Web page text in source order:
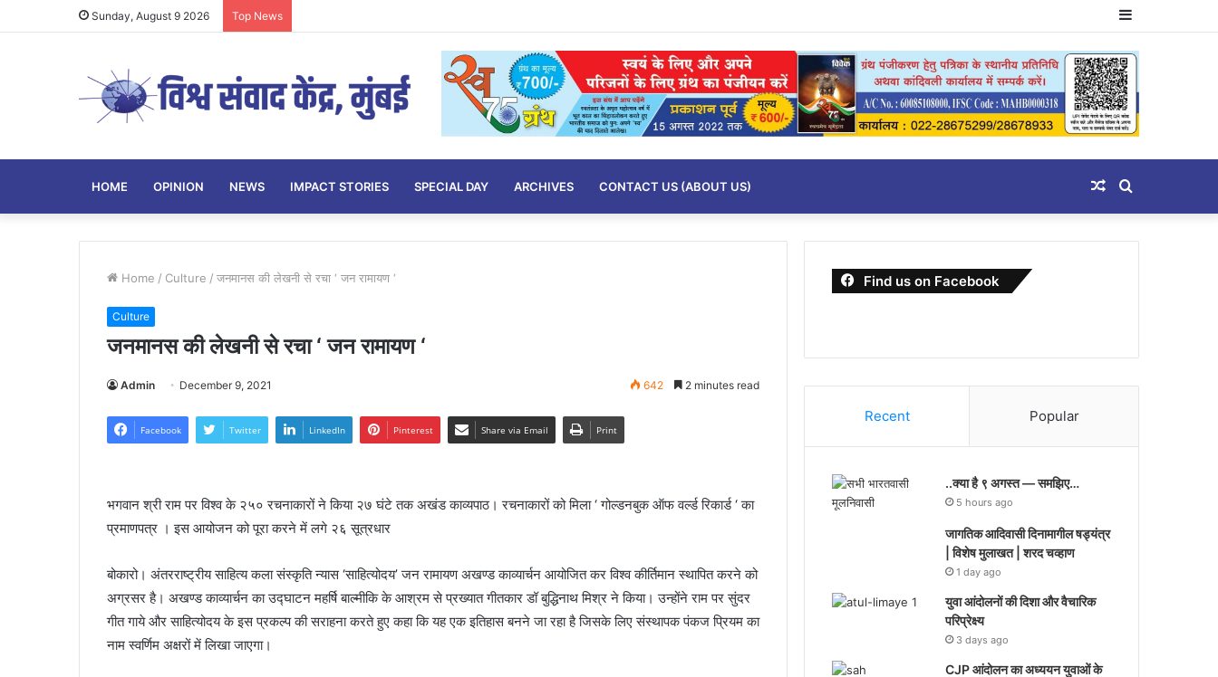
Sunday, August 9 2026 Top News Sidebar
HOME OPINION NEWS IMPACT STORIES SPECIAL DAY ARCHIVES CONTACT US (ABOUT US) Search
for
Random
Article
Home / Culture / जनमानस की लेखनी से रचा ‘ जन रामायण ‘
Culture
जनमानस की लेखनी से रचा ‘ जन रामायण ‘
Admin December 9, 2021 642 2 minutes read
Facebook Twitter LinkedIn Pinterest Share via Email Print
भगवान श्री राम पर विश्व के २५० रचनाकारों ने किया २७ घंटे तक अखंड काव्यपाठ। रचनाकारों को मिला ‘ गोल्डनबुक ऑफ वर्ल्ड रिकार्ड ‘ का
प्रमाणपत्र । इस आयोजन को पूरा करने में लगे २६ सूत्रधार
बोकारो। अंतरराष्ट्रीय साहित्य कला संस्कृति न्यास ‘साहित्योदय’ जन रामायण अखण्ड काव्यार्चन आयोजित कर विश्व कीर्तिमान स्थापित करने को
अग्रसर है। अखण्ड काव्यार्चन का उद्घाटन महर्षि बाल्मीकि के आश्रम से प्रख्यात गीतकार डॉ बुद्धिनाथ मिश्र ने किया। उन्होंने राम पर सुंदर
गीत गाये और साहित्योदय के इस प्रकल्प की सराहना करते हुए कहा कि यह एक इतिहास बनने जा रहा है जिसके लिए संस्थापक पंकज प्रियम का
नाम स्वर्णिम अक्षरों में लिखा जाएगा।
Find us on Facebook
Recent Popular
..क्या है ९ अगस्त — समझिए…
5 hours ago
जागतिक आदिवासी दिनामागील षड्यंत्र
| विशेष मुलाखत | शरद चव्हाण
1 day ago
युवा आंदोलनों की दिशा और वैचारिक
परिप्रेक्ष्य
3 days ago
CJP आंदोलन का अध्ययन युवाओं के